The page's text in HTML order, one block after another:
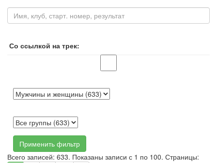
Со ссылкой на трек:
Применить фильтр
Всего записей: 633. Показаны записи с 1 по 100. Страницы: